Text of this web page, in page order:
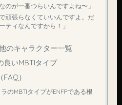
のが一番つらいんですよね〜」
で頑張らなくていいんですよ。だ
ティなんですから！」
のキャラクター一覧
良いMBTIタイプ
）
のMBTIタイプがENFPである根